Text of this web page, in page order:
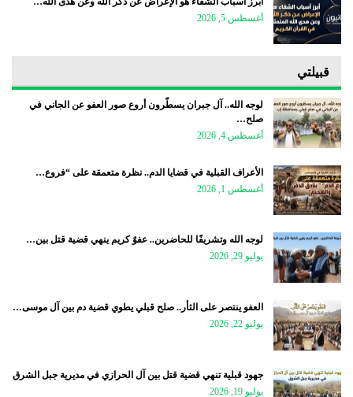
أغسطس 5, 2026
قبيلتي
لوجه الله.. آل جبران يسطّرون أروع صور العفو عن الجاني في
صلح…
أغسطس 4, 2026
الأعراف القبلية في قضايا الدم.. نظرة متعمقة على “فروع…
أغسطس 1, 2026
لوجه الله وتشريفًا للحاضرين.. عفوٌ كريم ينهي قضية قتل بين…
يوليو 29, 2026
العفو ينتصر على الثأر.. صلح قبلي يطوي قضية دم بين آل موسى…
يوليو 22, 2026
جهود قبلية تنهي قضية قتل بين آل الحرازي في مديرية جبل الشرق
يوليو 19, 2026